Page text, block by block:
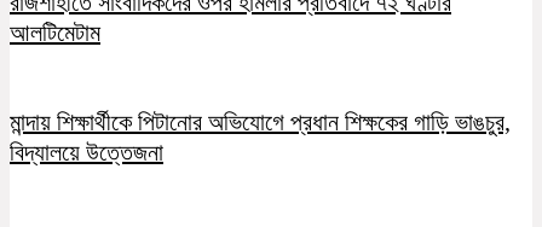
আলটিমেটাম
মান্দায় শিক্ষার্থীকে পিটানোর অভিযোগে প্রধান শিক্ষকের গাড়ি ভাঙচুর,
বিদ্যালয়ে উত্তেজনা